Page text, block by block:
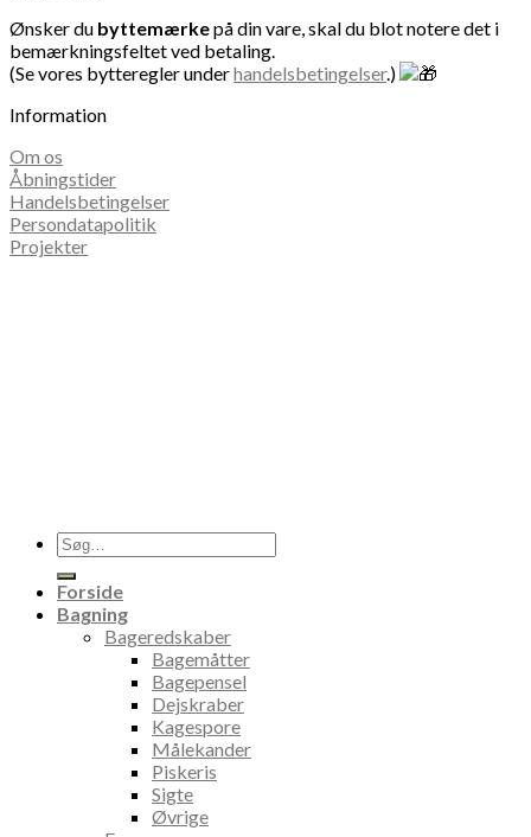
Ønsker du byttemærkepå din vare, skal du blot notere det i
bemærkningsfeltet ved betaling.
(Se vores bytteregler underhandelsbetingelser.)
Information
Om os
Åbningstider
Handelsbetingelser
Persondatapolitik
Projekter
Søg
efter:
Forside
Bagning
Bageredskaber
Bagemåtter
Bagepensel
Dejskraber
Kagespore
Målekander
Piskeris
Sigte
Øvrige